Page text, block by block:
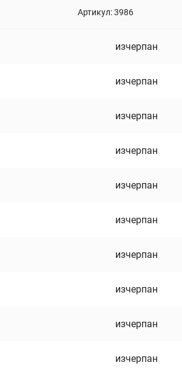
Артикул:3986
изчерпан
изчерпан
изчерпан
изчерпан
изчерпан
изчерпан
изчерпан
изчерпан
изчерпан
изчерпан